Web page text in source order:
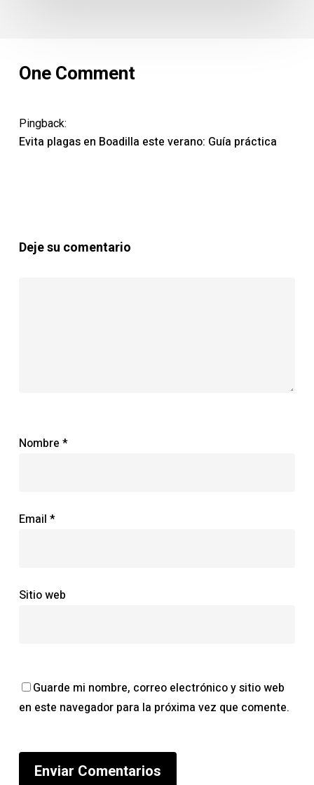
One Comment
Pingback:
Evita plagas en Boadilla este verano: Guía práctica
Deje su comentario
Nombre *
Email *
Sitio web
Guarde mi nombre, correo electrónico y sitio web
en este navegador para la próxima vez que comente.